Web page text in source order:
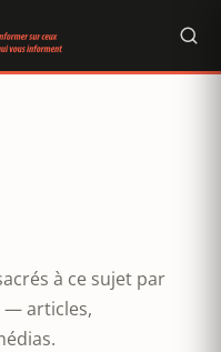
à ce sujet par
— articles,